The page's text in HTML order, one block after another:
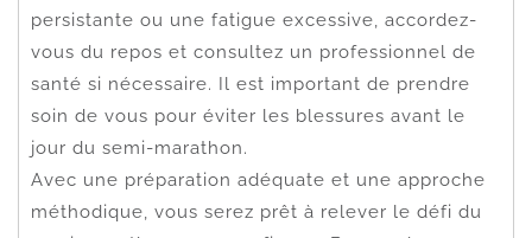
persistante ou une fatigue excessive, accordez-
vous du repos et consultez un professionnel de
santé si nécessaire. Il est important de prendre
soin de vous pour éviter les blessures avant le
jour du semi-marathon.
Avec une préparation adéquate et une approche
méthodique, vous serez prêt à relever le défi du